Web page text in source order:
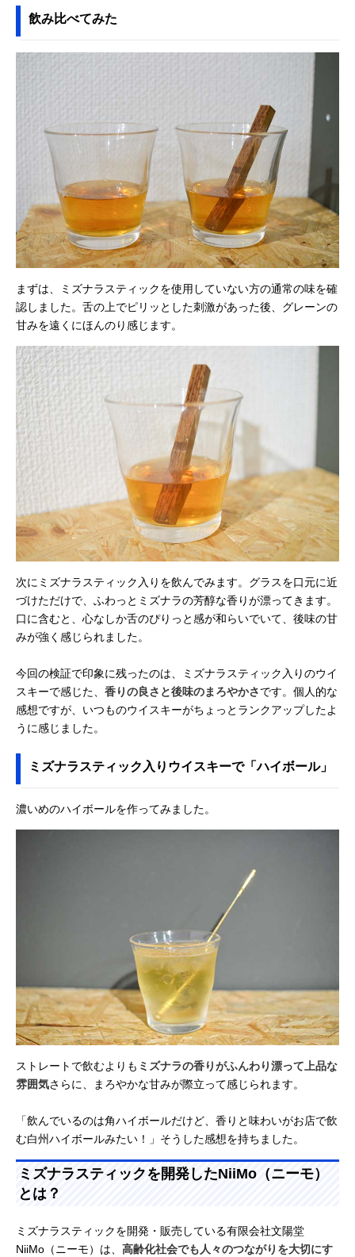
飲み比べてみた
まずは、ミズナラスティックを使用していない方の通常の味を確
認しました。舌の上でピリッとした刺激があった後、グレーンの
甘みを遠くにほんのり感じます。
次にミズナラスティック入りを飲んでみます。グラスを口元に近
づけただけで、ふわっとミズナラの芳醇な香りが漂ってきます。
口に含むと、心なしか舌のぴりっと感が和らいでいて、後味の甘
みが強く感じられました。
今回の検証で印象に残ったのは、ミズナラスティック入りのウイ
スキーで感じた、 香りの良さと後味のまろやかさです。個人的な
感想ですが、いつものウイスキーがちょっとランクアップしたよ
うに感じました。
ミズナラスティック入りウイスキーで「ハイボール」
濃いめのハイボールを作ってみました。
ストレートで飲むよりも ミズナラの香りがふんわり漂って上品な
雰囲気さらに、まろやかな甘みが際立って感じられます。
「飲んでいるのは角ハイボールだけど、香りと味わいがお店で飲
む白州ハイボールみたい！」そうした感想を持ちました。
ミズナラスティックを開発したNiiMo（ニーモ）
とは？
ミズナラスティックを開発・販売している有限会社文陽堂
NiiMo（ニーモ）は、 高齢化社会でも人々のつながりを大切にす